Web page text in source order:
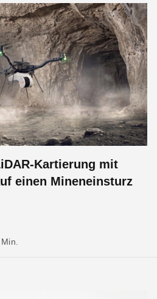
Kartierung mit
einen Mineneinsturz